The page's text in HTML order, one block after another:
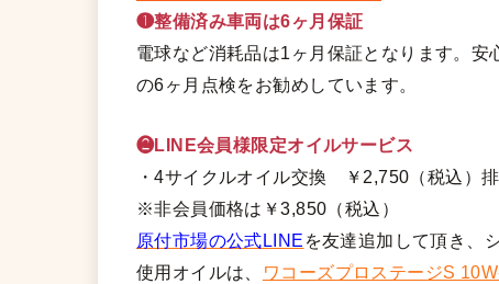
❶整備済み車両は6ヶ月保証
電球など消耗品は1ヶ月保証となります。
の6ヶ月点検をお勧めしています。
❷LINE会員様限定オイルサービス
・4サイクルオイル交換 ￥2,750（税込）
※非会員価格は￥3,850（税込）
原付市場の公式LINE を友達追加して頂き、
使用オイルは、
ワコーズプロステージS